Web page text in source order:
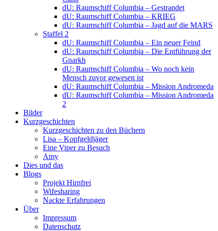
dU: Raumschiff Columbia – Gestrandet
dU: Raumschiff Columbia – KRIEG
dU: Raumschiff Columbia – Jagd auf die MARS
Staffel 2
dU: Raumschiff Columbia – Ein neuer Feind
dU: Raumschiff Columbia – Die Entführung der
Gnarkh
dU: Raumschiff Columbia – Wo noch kein
Mensch zuvor gewesen ist
dU: Raumschiff Columbia – Mission Andromeda
dU: Raumschiff Columbia – Mission Andromeda
2
Bilder
Kurzgeschichten
Kurzgeschichten zu den Büchern
Lisa – Kopfgeldjäger
Eine Viper zu Besuch
Amy
Dies und das
Blogs
Projekt Hirnfrei
Wifesharing
Nackte Erfahrungen
Über
Impressum
Datenschutz